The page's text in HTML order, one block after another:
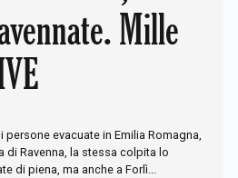
Mille
evacuate in Emilia Romagna,
di Ravenna, la stessa colpita lo
di piena, ma anche a Forlì...